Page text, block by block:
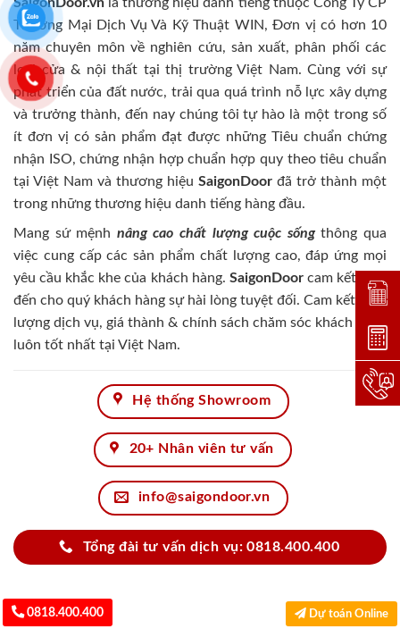
Thương Mại Dịch Vụ Và Kỹ Thuật WIN, Đơn vị có hơn 10
năm chuyên môn về nghiên cứu, sản xuất, phân phối các
loại cửa & nội thất tại thị trường Việt Nam. Cùng với sự
phát triển của đất nước, trải qua quá trình nỗ lực xây dựng
và trưởng thành, đến nay chúng tôi tự hào là một trong số
ít đơn vị có sản phẩm đạt được những Tiêu chuẩn chứng
nhận ISO, chứng nhận hợp chuẩn hợp quy theo tiêu chuẩn
tại Việt Nam và thương hiệu SaigonDoor đã trở thành một
trong những thương hiệu danh tiếng hàng đầu.
Mang sứ mệnh nâng cao chất lượng cuộc sốngthông qua
việc cung cấp các sản phẩm chất lượng cao, đáp ứng mọi
yêu cầu khắc khe của khách hàng. SaigonDoorcam kết đem
đến cho quý khách hàng sự hài lòng tuyệt đối. Cam kết chất
lượng dịch vụ, giá thành & chính sách chăm sóc khách hàng
luôn tốt nhất tại Việt Nam.
Hệ thống Showroom
20+ Nhân viên tư vấn
info@saigondoor.vn
Tổng đài tư vấn dịch vụ: 0818.400.400
0818.400.400 Dự toán Online
Đặt
Dự